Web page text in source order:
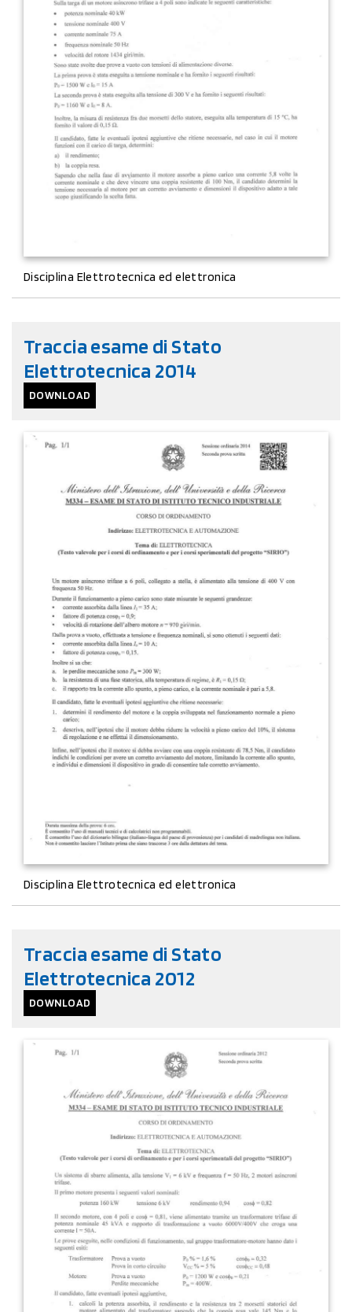
Disciplina Elettrotecnica ed elettronica
Traccia esame di Stato
Elettrotecnica 2014
DOWNLOAD
Disciplina Elettrotecnica ed elettronica
Traccia esame di Stato
Elettrotecnica 2012
DOWNLOAD